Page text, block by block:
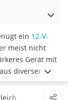
ein 12-V-
meist nicht
Gerät mit
diversen
wenn Sie